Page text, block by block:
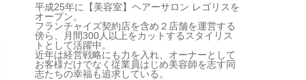
平成25年に【美容室】ヘアーサロン レゴリスを
オープン。
フランチャイズ契約店を含め２店舗を運営する
傍ら、月間300人以上をカットするスタイリス
トとして活躍中。
近年は経営戦略にも力を入れ、オーナーとして
お客様だけでなく従業員はじめ美容師を志す同
志たちの幸福も追求している。